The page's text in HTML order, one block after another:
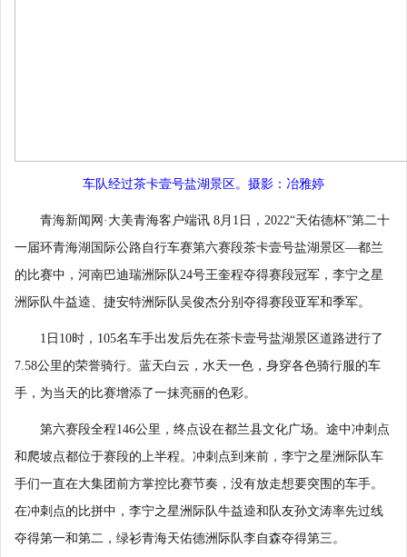
车队经过茶卡壹号盐湖景区。摄影：冶雅婷
青海新闻网·大美青海客户端讯 8月1日，2022“天佑德杯”第二十
一届环青海湖国际公路自行车赛第六赛段茶卡壹号盐湖景区—都兰
的比赛中，河南巴迪瑞洲际队24号王奎程夺得赛段冠军，李宁之星
洲际队牛益逵、捷安特洲际队吴俊杰分别夺得赛段亚军和季军。
1日10时，105名车手出发后先在茶卡壹号盐湖景区道路进行了
7.58公里的荣誉骑行。蓝天白云，水天一色，身穿各色骑行服的车
手，为当天的比赛增添了一抹亮丽的色彩。
第六赛段全程146公里，终点设在都兰县文化广场。途中冲刺点
和爬坡点都位于赛段的上半程。冲刺点到来前，李宁之星洲际队车
手们一直在大集团前方掌控比赛节奏，没有放走想要突围的车手。
在冲刺点的比拼中，李宁之星洲际队牛益逵和队友孙文涛率先过线
夺得第一和第二，绿衫青海天佑德洲际队李自森夺得第三。